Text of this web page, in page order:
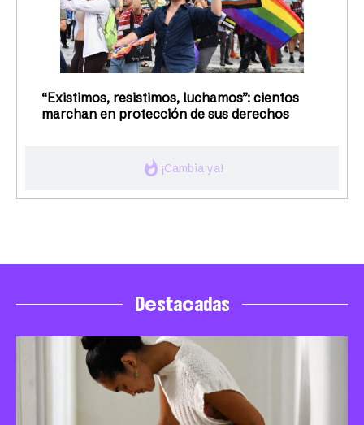
whatshot ¡Cambia ya!
“Existimos, resistimos, luchamos”: cientos
marchan en protección de sus derechos
Destacadas